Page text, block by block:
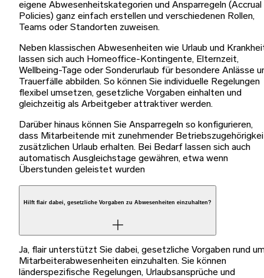
eigene Abwesenheitskategorien und Ansparregeln (Accrual
Policies) ganz einfach erstellen und verschiedenen Rollen,
Teams oder Standorten zuweisen.
Neben klassischen Abwesenheiten wie Urlaub und
lassen sich auch Homeoffice-Kontingente, Elternzeit,
Wellbeing-Tage oder Sonderurlaub für besondere Anlässe
Trauerfälle abbilden. So können Sie individuelle Regelungen
flexibel umsetzen, gesetzliche Vorgaben einhalten und
gleichzeitig als Arbeitgeber attraktiver werden.
Darüber hinaus können Sie Ansparregeln so konfigurieren,
dass Mitarbeitende mit zunehmender
zusätzlichen Urlaub erhalten. Bei Bedarf lassen sich auch
automatisch Ausgleichstage gewähren, etwa wenn
Überstunden geleistet wurden
Hilft flair dabei, gesetzliche Vorgaben zu Abwesenheiten einzuhalten?
Ja, flair unterstützt Sie dabei, gesetzliche Vorgaben rund
Mitarbeiterabwesenheiten einzuhalten. Sie können
länderspezifische Regelungen, Urlaubsansprüche und